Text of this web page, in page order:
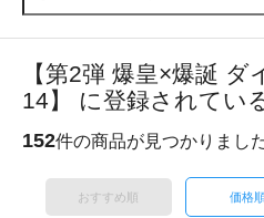
【第2弾 爆皇×爆誕
14】 に登録されてい
152件の商品が見つかりまし
おすすめ順 価格